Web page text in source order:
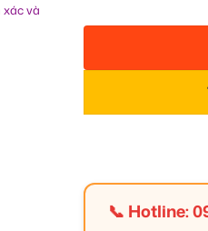
và
📞 Hotline: